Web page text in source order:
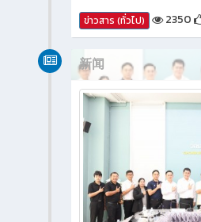
ข่าวสาร (ทั่วไป) 2350
新闻